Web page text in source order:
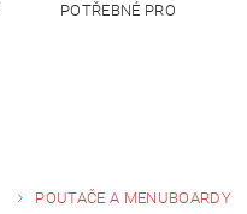
POTŘEBNÉ PRO
POUTAČE A MENUBOARDY